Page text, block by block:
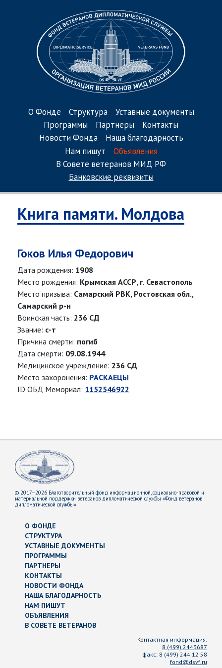
О Фонде Структура
Уставные документы
Программы
Партнеры
Контакты
Новости Фонда
Наша благодарность
Нам пишут
Объявления
В Совете ветеранов МИД РФ
Банковские реквизиты
Книга памяти. Молдова
Гоков Илья Федорович
Дата рождения: 1908
Место рождения: Крымская АССР, г. Севастополь
Место призыва: Самарский РВК, Ростовская обл.,
Самарский р-н
Воинская часть: 236 СД
Звание: с-т
Причина смерти: погиб
Дата смерти: 09.08.1944
Медицинское учреждение: 236 СД
Место захоронения: РАСКАЕЦЫ
ID ОБД Мемориал: 1152546922
© 2017–2026 Благотворительный фонд информационной, социально-правовой и
материальной поддержки ветеранов дипломатической службы «Фонд ветеранов
дипломатической службы»
О ФОНДЕ
СТРУКТУРА
УСТАВНЫЕ ДОКУМЕНТЫ
ПРОГРАММЫ
ПАРТНЕРЫ
КОНТАКТЫ
НОВОСТИ ФОНДА
НАША БЛАГОДАРНОСТЬ
НАМ ПИШУТ
ОБЪЯВЛЕНИЯ
В СОВЕТЕ ВЕТЕРАНОВ
Контактная информация:
8 (499) 2443687
факс: 8 (499) 244 12 58
fond@dsvf.ru